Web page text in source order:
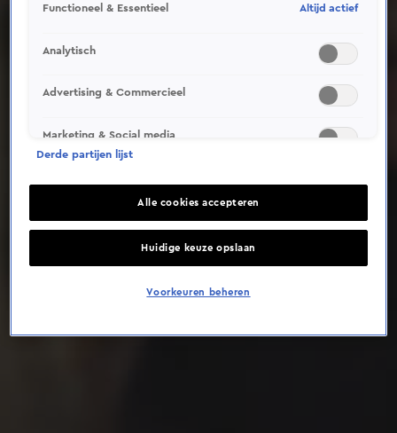
Deze video is niet beschikbaar op je huidige locatie
Functioneel & Essentieel Altijd actief
Analytisch
Advertising & Commercieel
Marketing & Social media
Derde partijen lijst
Alle cookies accepteren
Huidige keuze opslaan
Voorkeuren beheren